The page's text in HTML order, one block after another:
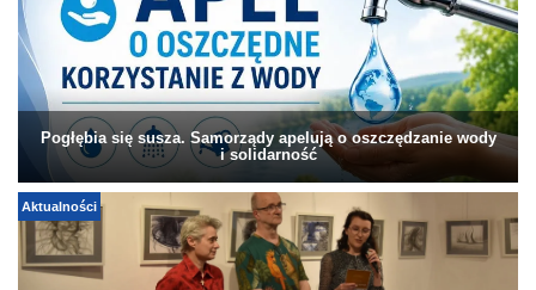
Pogłębia się susza. Samorządy apelują o oszczędzanie wody
i solidarność
Aktualności